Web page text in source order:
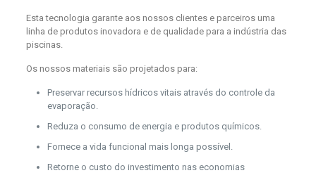
Esta tecnologia garante aos nossos clientes e parceiros uma
linha de produtos inovadora e de qualidade para a indústria das
piscinas.
Os nossos materiais são projetados para:
Preservar recursos hídricos vitais através do controle da
evaporação.
Reduza o consumo de energia e produtos químicos.
Fornece a vida funcional mais longa possível.
Retorne o custo do investimento nas economias